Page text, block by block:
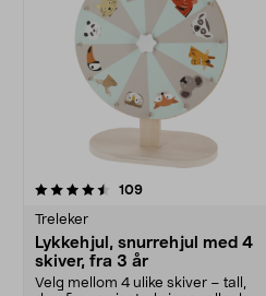
109anmeldelser
Treleker
Lykkehjul, snurrehjul med 4
skiver, fra 3 år
Velg mellom 4 ulike skiver – tall,
4.5 av 5 stjerner